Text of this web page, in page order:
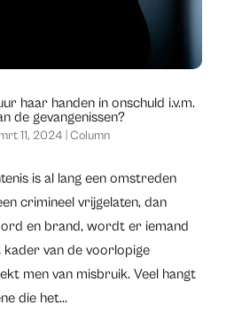
haar handen in onschuld i.v.m.
de gevangenissen?
mrt 11, 2024 Column
is al lang een omstreden
crimineel vrijgelaten, dan
en brand, wordt er iemand
kader van de voorlopige
men van misbruik. Veel hangt
die het...